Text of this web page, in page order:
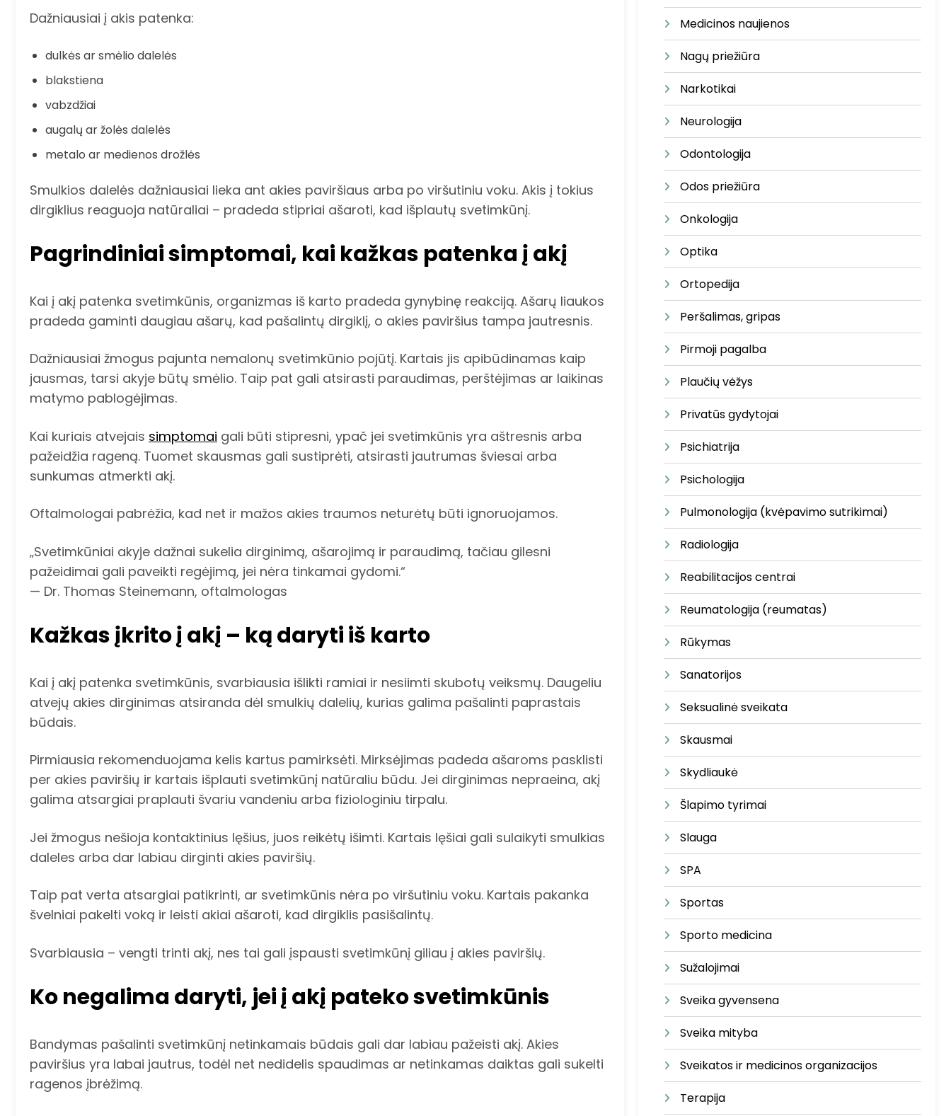
Dažniausiai į akis patenka:
dulkės ar smėlio dalelės
blakstiena
vabzdžiai
augalų ar žolės dalelės
metalo ar medienos drožlės
Smulkios dalelės dažniausiai lieka ant akies paviršiaus arba po viršutiniu voku. Akis į tokius
dirgiklius reaguoja natūraliai – pradeda stipriai ašaroti, kad išplautų svetimkūnį.
Pagrindiniai simptomai, kai kažkas patenka į akį
Kai į akį patenka svetimkūnis, organizmas iš karto pradeda gynybinę reakciją. Ašarų liaukos
pradeda gaminti daugiau ašarų, kad pašalintų dirgiklį, o akies paviršius tampa jautresnis.
Dažniausiai žmogus pajunta nemalonų svetimkūnio pojūtį. Kartais jis apibūdinamas kaip
jausmas, tarsi akyje būtų smėlio. Taip pat gali atsirasti paraudimas, perštėjimas ar laikinas
matymo pablogėjimas.
Kai kuriais atvejais simptomai gali būti stipresni, ypač jei svetimkūnis yra aštresnis arba
pažeidžia rageną. Tuomet skausmas gali sustiprėti, atsirasti jautrumas šviesai arba
sunkumas atmerkti akį.
Oftalmologai pabrėžia, kad net ir mažos akies traumos neturėtų būti ignoruojamos.
„Svetimkūniai akyje dažnai sukelia dirginimą, ašarojimą ir paraudimą, tačiau gilesni
pažeidimai gali paveikti regėjimą, jei nėra tinkamai gydomi.“
— Dr. Thomas Steinemann, oftalmologas
Kažkas įkrito į akį – ką daryti iš karto
Kai į akį patenka svetimkūnis, svarbiausia išlikti ramiai ir nesiimti skubotų veiksmų. Daugeliu
atvejų akies dirginimas atsiranda dėl smulkių dalelių, kurias galima pašalinti paprastais
būdais.
Pirmiausia rekomenduojama kelis kartus pamirksėti. Mirksėjimas padeda ašaroms pasklisti
per akies paviršių ir kartais išplauti svetimkūnį natūraliu būdu. Jei dirginimas nepraeina, akį
galima atsargiai praplauti švariu vandeniu arba fiziologiniu tirpalu.
Jei žmogus nešioja kontaktinius lęšius, juos reikėtų išimti. Kartais lęšiai gali sulaikyti smulkias
daleles arba dar labiau dirginti akies paviršių.
Taip pat verta atsargiai patikrinti, ar svetimkūnis nėra po viršutiniu voku. Kartais pakanka
švelniai pakelti voką ir leisti akiai ašaroti, kad dirgiklis pasišalintų.
Svarbiausia – vengti trinti akį, nes tai gali įspausti svetimkūnį giliau į akies paviršių.
Ko negalima daryti, jei į akį pateko svetimkūnis
Bandymas pašalinti svetimkūnį netinkamais būdais gali dar labiau pažeisti akį. Akies
paviršius yra labai jautrus, todėl net nedidelis spaudimas ar netinkamas daiktas gali sukelti
ragenos įbrėžimą.
Medicinos naujienos
Nagų priežiūra
Narkotikai
Neurologija
Odontologija
Odos priežiūra
Onkologija
Optika
Ortopedija
Peršalimas, gripas
Pirmoji pagalba
Plaučių vėžys
Privatūs gydytojai
Psichiatrija
Psichologija
Pulmonologija (kvėpavimo sutrikimai)
Radiologija
Reabilitacijos centrai
Reumatologija (reumatas)
Rūkymas
Sanatorijos
Seksualinė sveikata
Skausmai
Skydliaukė
Šlapimo tyrimai
Slauga
SPA
Sportas
Sporto medicina
Sužalojimai
Sveika gyvensena
Sveika mityba
Sveikatos ir medicinos organizacijos
Terapija